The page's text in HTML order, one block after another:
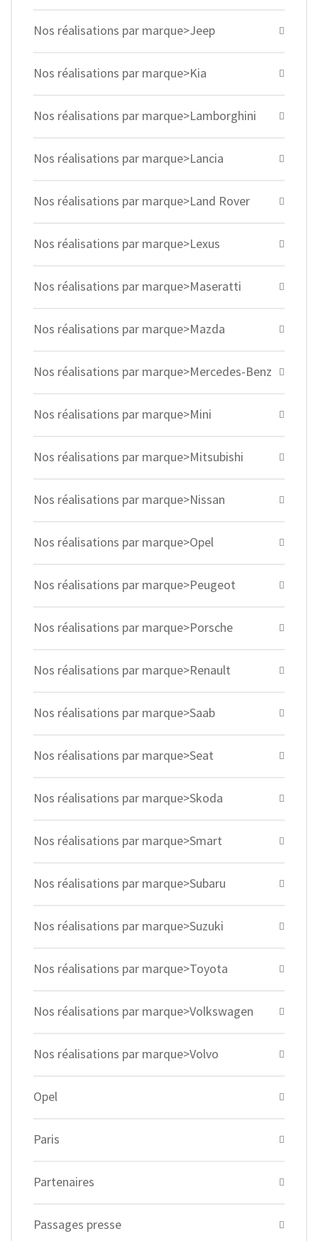
Nos réalisations par marque>Jeep
Nos réalisations par marque>Kia
Nos réalisations par marque>Lamborghini
Nos réalisations par marque>Lancia
Nos réalisations par marque>Land Rover
Nos réalisations par marque>Lexus
Nos réalisations par marque>Maseratti
Nos réalisations par marque>Mazda
Nos réalisations par marque>Mercedes-Benz
Nos réalisations par marque>Mini
Nos réalisations par marque>Mitsubishi
Nos réalisations par marque>Nissan
Nos réalisations par marque>Opel
Nos réalisations par marque>Peugeot
Nos réalisations par marque>Porsche
Nos réalisations par marque>Renault
Nos réalisations par marque>Saab
Nos réalisations par marque>Seat
Nos réalisations par marque>Skoda
Nos réalisations par marque>Smart
Nos réalisations par marque>Subaru
Nos réalisations par marque>Suzuki
Nos réalisations par marque>Toyota
Nos réalisations par marque>Volkswagen
Nos réalisations par marque>Volvo
Opel
Paris
Partenaires
Passages presse